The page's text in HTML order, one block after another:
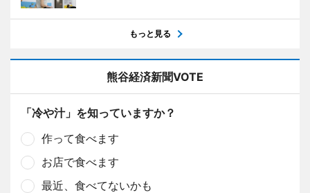
もっと見る
熊谷経済新聞VOTE
「冷や汁」を知っていますか？
作って食べます
お店で食べます
最近、食べてないかも